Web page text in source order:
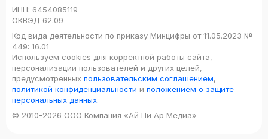
ИНН: 6454085119
ОКВЭД 62.09
Код вида деятельности по приказу Минцифры от 11.05.2023 №
449: 16.01
Используем cookies для корректной работы сайта,
персонализации пользователей и других целей,
предусмотренных пользовательским соглашением,
политикой конфиденциальности и положением о защите
персональных данных.
© 2010-2026 ООО Компания «Ай Пи Ар Медиа»